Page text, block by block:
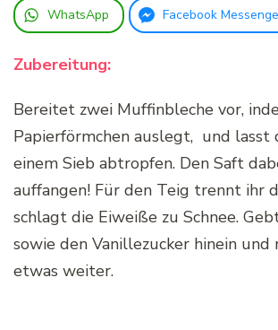
WhatsApp Facebook
Zubereitung:
Bereitet zwei Muffinbleche vor,
Papierförmchen auslegt, und lasst
einem Sieb abtropfen. Den Saft
auffangen! Für den Teig trennt ihr
schlagt die Eiweiße zu Schnee.
sowie den Vanillezucker hinein und
etwas weiter.